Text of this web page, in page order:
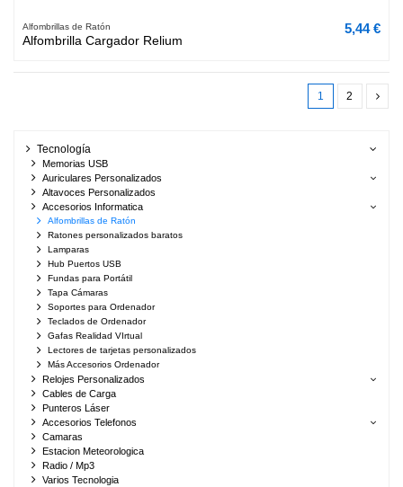
Alfombrillas de Ratón
Alfombrilla Cargador Relium
5,44 €
1 2
Tecnología
Memorias USB
Auriculares Personalizados
Altavoces Personalizados
Accesorios Informatica
Alfombrillas de Ratón
Ratones personalizados baratos
Lamparas
Hub Puertos USB
Fundas para Portátil
Tapa Cámaras
Soportes para Ordenador
Teclados de Ordenador
Gafas Realidad VIrtual
Lectores de tarjetas personalizados
Más Accesorios Ordenador
Relojes Personalizados
Cables de Carga
Punteros Láser
Accesorios Telefonos
Camaras
Estacion Meteorologica
Radio / Mp3
Varios Tecnologia